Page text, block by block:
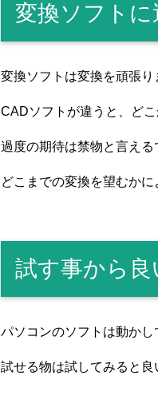
変換ソフト
変換ソフトは変換を頑張り
CADソフトが違うと、ど
過度の期待は禁物と言える
どこまでの変換を望むか
試す事から
パソコンのソフトは動かし
試せる物は試してみると良